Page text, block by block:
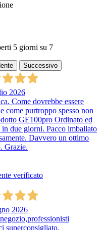
5 giorni su 7
Successivo
2026
Come dovrebbe essere
come purtroppo spesso non
GE100pro Ordinato ed
in due giorni. Pacco imballato
Davvero un ottimo
Grazie.
verificato
2026
superconsigliato.